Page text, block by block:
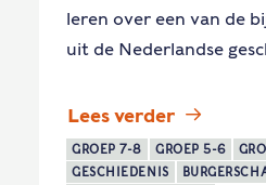
leren over een van de
uit de Nederlandse
Lees verder
GROEP 7-8 GROEP 5-6
GESCHIEDENIS